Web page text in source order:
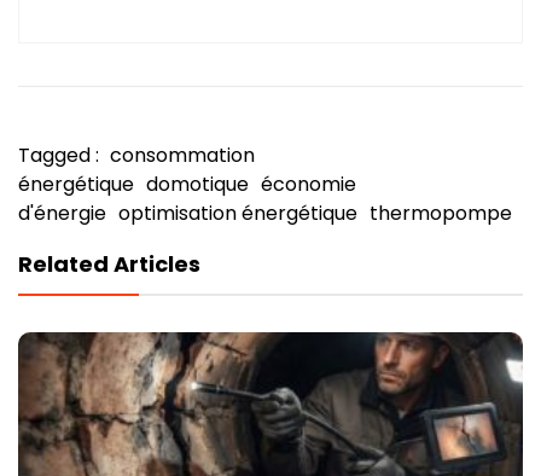
Tagged : consommation
énergétique domotique économie
d'énergie optimisation énergétique thermopompe
Related Articles